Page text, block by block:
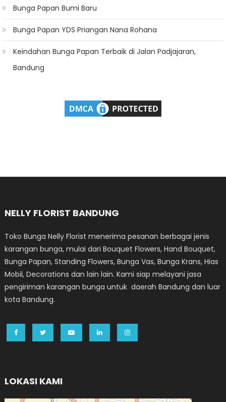
Bunga Papan Bumi Baru
Bunga Papan YDS Priangan Nana Rohana
Keindahan Bunga Papan Terbaik di Jalan Padjajaran,
Bandung
NELLY FLORIST BANDUNG
Toko Bunga Nelly Florist menerima pesanan berbagai jenis
karangan bunga, mulai dari Bouquet Flowers, Hand Bouquet,
Bunga Papan, Standing Flowers, Bunga Vas, Bunga Krans, Hias
Mobil, Decorations dan lain lain. Kami siap melayani jasa
pengiriman karangan bunga untuk daerah Bandung dan luar
kota Bandung.
LOKASI KAMI